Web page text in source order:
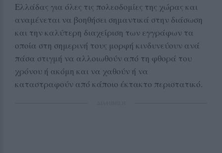
Ελλάδας για όλες τις πολεοδομίες της χώρας και
αναμένεται να βοηθήσει σημαντικά στην διάσωση
και την καλύτερη διαχείριση των εγγράφων τα
οποία στη σημερινή τους μορφή κινδυνεύουν ανά
πάσα στιγμή να αλλοιωθούν από τη φθορά του
χρόνου ή ακόμη και να χαθούν ή να
καταστραφούν από κάποιο έκτακτο περιστατικό.